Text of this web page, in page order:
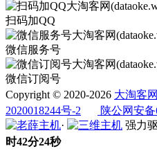
扫码加QQ
微信服务号
微信订阅号
Copyright © 2020-2026 大淘客
2020018244号-2
陕公网安备
·
强力
时42分24秒